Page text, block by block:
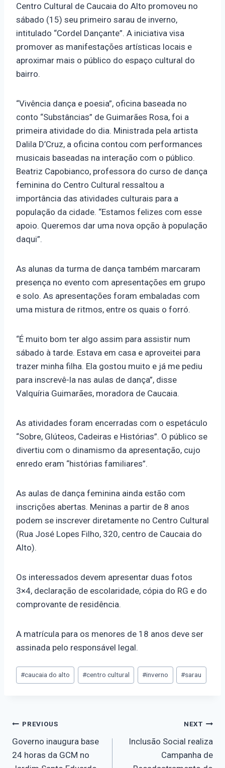
Centro Cultural de Caucaia do Alto promoveu no
sábado (15) seu primeiro sarau de inverno,
intitulado “Cordel Dançante”. A iniciativa visa
promover as manifestações artísticas locais e
aproximar mais o público do espaço cultural do
bairro.
“Vivência dança e poesia”, oficina baseada no
conto “Substâncias” de Guimarães Rosa, foi a
primeira atividade do dia. Ministrada pela artista
Dalila D’Cruz, a oficina contou com performances
musicais baseadas na interação com o público.
Beatriz Capobianco, professora do curso de dança
feminina do Centro Cultural ressaltou a
importância das atividades culturais para a
população da cidade. “Estamos felizes com esse
apoio. Queremos dar uma nova opção à população
daqui”.
As alunas da turma de dança também marcaram
presença no evento com apresentações em grupo
e solo. As apresentações foram embaladas com
uma mistura de ritmos, entre os quais o forró.
“É muito bom ter algo assim para assistir num
sábado à tarde. Estava em casa e aproveitei para
trazer minha filha. Ela gostou muito e já me pediu
para inscrevê-la nas aulas de dança”, disse
Valquíria Guimarães, moradora de Caucaia.
As atividades foram encerradas com o espetáculo
“Sobre, Glúteos, Cadeiras e Histórias”. O público se
divertiu com o dinamismo da apresentação, cujo
enredo eram “histórias familiares”.
As aulas de dança feminina ainda estão com
inscrições abertas. Meninas a partir de 8 anos
podem se inscrever diretamente no Centro Cultural
(Rua José Lopes Filho, 320, centro de Caucaia do
Alto).
Os interessados devem apresentar duas fotos
3×4, declaração de escolaridade, cópia do RG e do
comprovante de residência.
A matrícula para os menores de 18 anos deve ser
assinada pelo responsável legal.
#caucaia do alto #centro cultural #inverno #sarau
PREVIOUS
Governo inaugura base
24 horas da GCM no
NEXT
Inclusão Social realiza
Campanha de